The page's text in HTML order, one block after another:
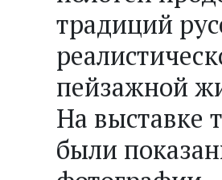
традиций
пейзажной
На выставке
были